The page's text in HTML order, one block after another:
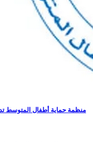
منظمة حماية أطفال المتوسط